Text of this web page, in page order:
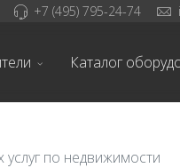
+7 (495) 795-24-74
Каталог
по недвижимости